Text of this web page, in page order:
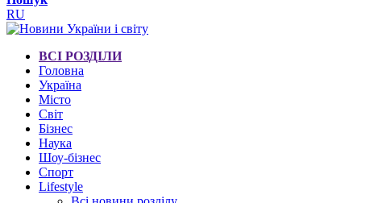
RU
ВСІ РОЗДІЛИ
Головна
Україна
Місто
Світ
Бізнес
Наука
Шоу-бізнес
Спорт
Lifestyle